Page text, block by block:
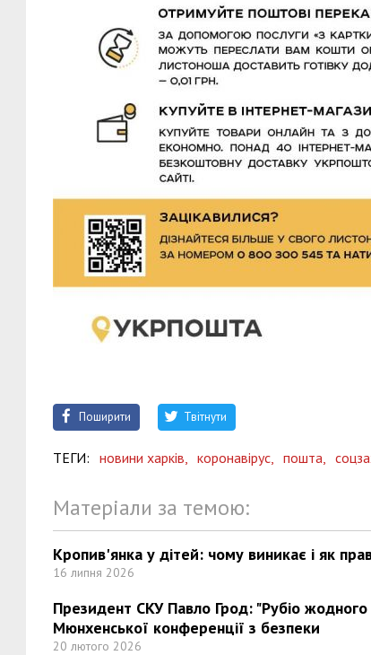
Поширити Твітнути
ТЕГИ: новини харків, коронавірус, пошта,
Матеріали за темою:
Кропив'янка у дітей: чому виникає і як
16 липня 2026
Президент СКУ Павло Грод: "Рубіо жодного
Мюнхенської конференції з безпеки
20 лютого 2026